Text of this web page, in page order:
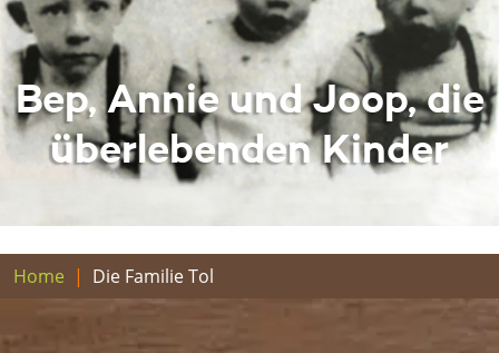
Bep, Annie und Joop, die
überlebenden Kinder
Home Die Familie Tol